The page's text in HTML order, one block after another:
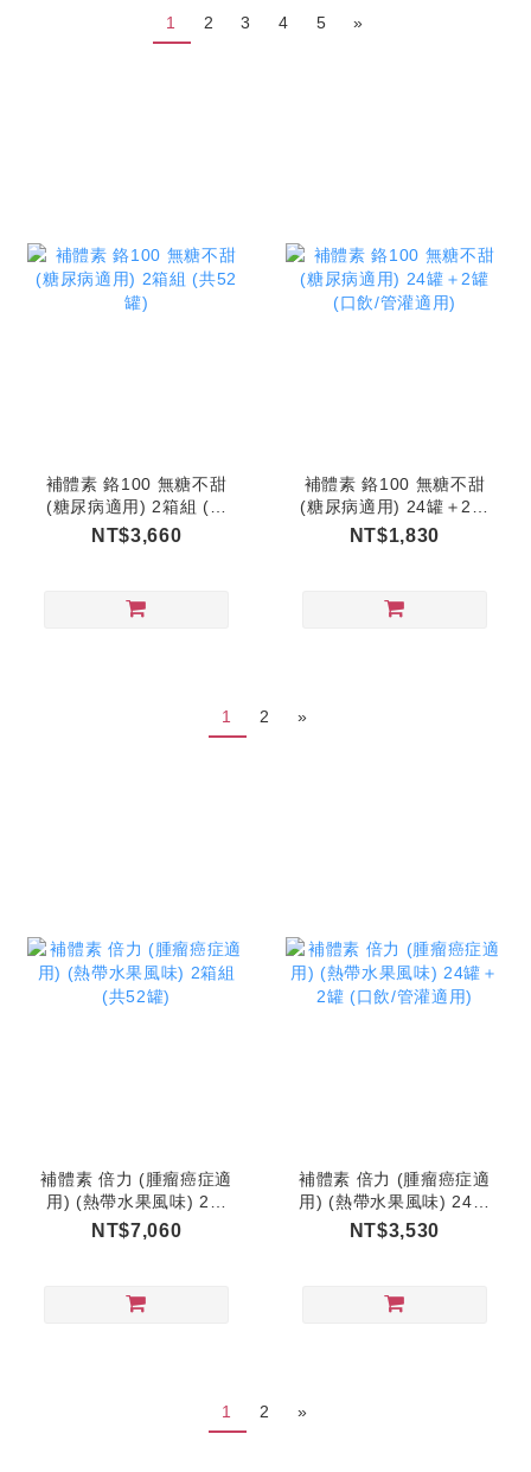
1 2 3 4 5 »
補體素 鉻100 無糖不甜
(糖尿病適用) 2箱組 (共
52罐)
NT$3,660
補體素 鉻100 無糖不甜
(糖尿病適用) 24罐＋2罐
(口飲/管灌適用)
NT$1,830
1 2 »
補體素 倍力 (腫瘤癌症適
用) (熱帶水果風味) 2箱
組 (共52罐)
NT$7,060
補體素 倍力 (腫瘤癌症適
用) (熱帶水果風味) 24罐
＋2罐 (口飲/管灌適用)
NT$3,530
1 2 »